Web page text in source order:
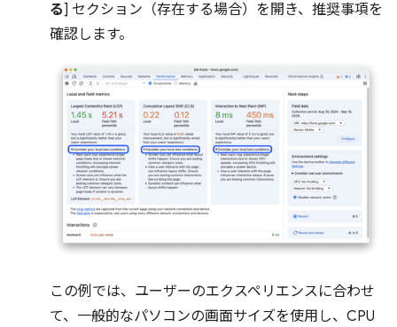
る] セクション（存在する場合）を開き、推奨事項を
確認します。
この例では、ユーザーのエクスペリエンスに合わせ
て、一般的なパソコンの画面サイズを使用し、CPU